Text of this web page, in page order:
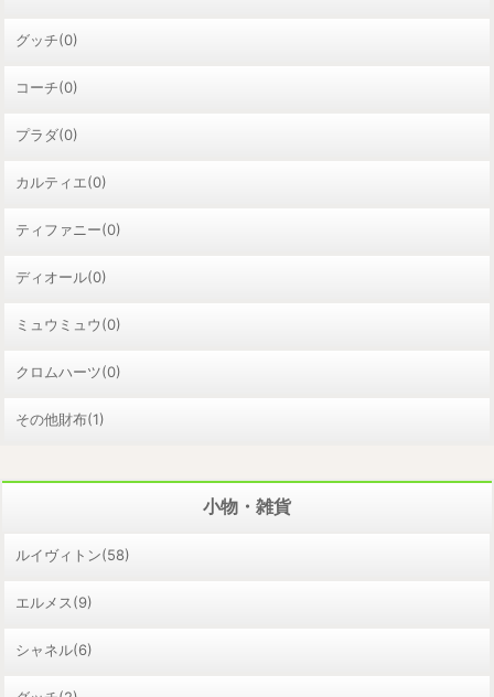
グッチ(0)
コーチ(0)
プラダ(0)
カルティエ(0)
ティファニー(0)
ディオール(0)
ミュウミュウ(0)
クロムハーツ(0)
その他財布(1)
小物・雑貨
ルイヴィトン(58)
エルメス(9)
シャネル(6)